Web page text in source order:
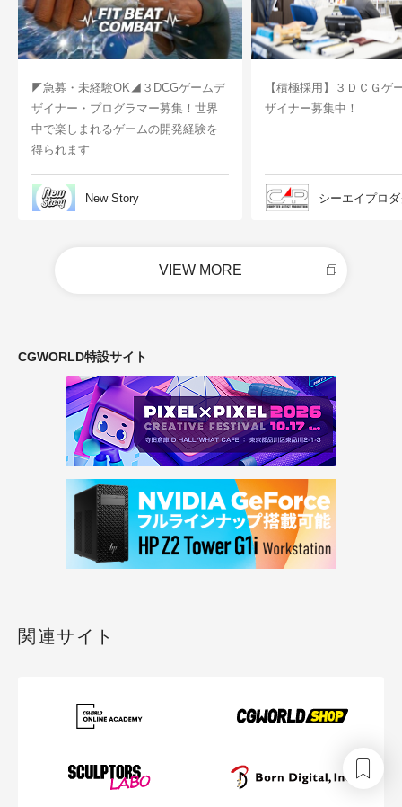
◤急募・未経験OK◢３DCGゲームデ
ザイナー・プログラマー募集！世界
中で楽しまれるゲームの開発経験を
得られます
New Story
【積極採用】３ＤＣＧゲ
ザイナー募集中！
シーエイプロ
VIEW MORE
CGWORLD特設サイト
関連サイト